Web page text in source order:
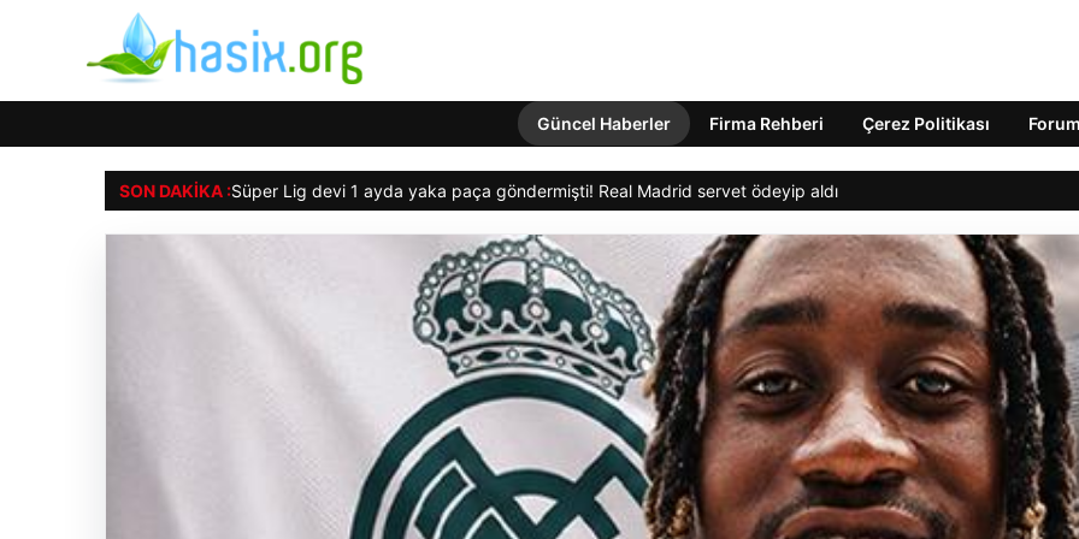
Güncel Haberler Firma Rehberi Çerez Politikası
SON DAKIKA :Süper Lig devi 1 ayda yaka paça göndermişti! Real Madrid servet ödeyip aldı